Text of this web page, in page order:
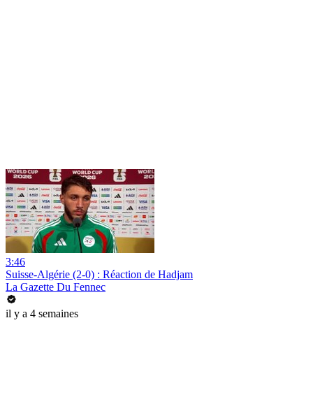
3:46
Suisse-Algérie (2-0) : Réaction de Hadjam
La Gazette Du Fennec
il y a 4 semaines